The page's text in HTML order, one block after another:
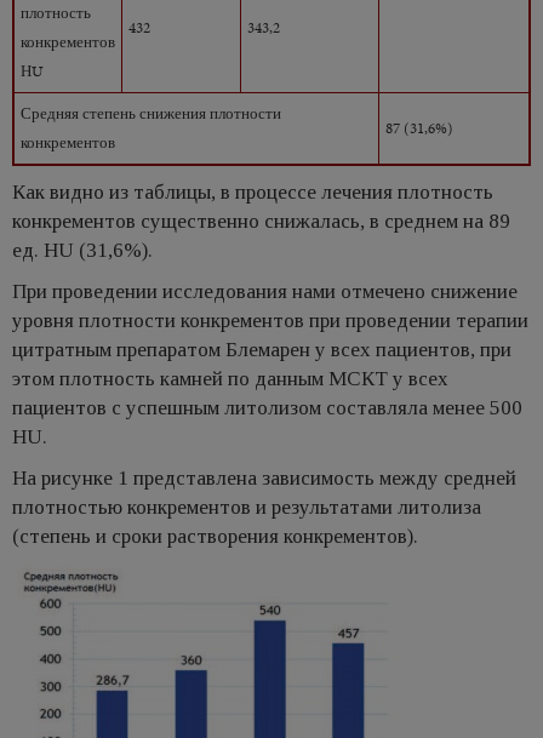
плотность
конкрементов
НU
432 343,2
Средняя степень снижения плотности
конкрементов
87 (31,6%)
Как видно из таблицы, в процессе лечения плотность
конкрементов существенно снижалась, в среднем на 89
ед. НU (31,6%).
При проведении исследования нами отмечено снижение
уровня плотности конкрементов при проведении терапии
цитратным препаратом Блемарен у всех пациентов, при
этом плотность камней по данным МСКТ у всех
пациентов с успешным литолизом составляла менее 500
НU.
На рисунке 1 представлена зависимость между средней
плотностью конкрементов и результатами литолиза
(степень и сроки растворения конкрементов).